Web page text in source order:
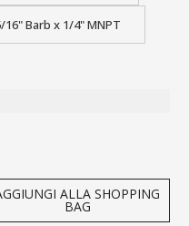
16" Barb x 1/4" MNPT
ALLA SHOPPING
BAG